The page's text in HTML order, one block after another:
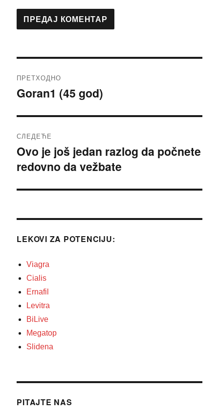
чланка
ПРЕТХОДНО
Претходни
Goran1 (45 god)
СЛЕДЕЋЕ
Следећи
чланак:
Ovo je još jedan razlog da počnete
redovno da vežbate
LEKOVI ZA POTENCIJU:
Viagra
Cialis
Ernafil
Levitra
BiLive
Megatop
Slidena
PITAJTE NAS